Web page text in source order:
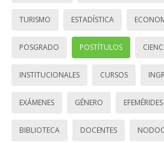
TURISMO ESTADÍSTICA
POSGRADO POSTÍTULOS
INSTITUCIONALES CURSOS
EXÁMENES GÉNERO EFEMÉRIDES
BIBLIOTECA DOCENTES